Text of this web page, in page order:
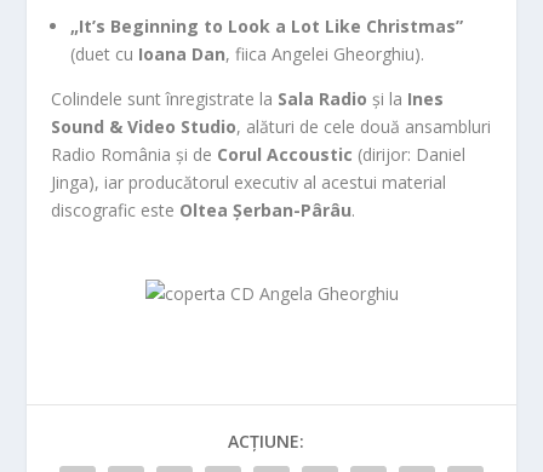
„It’s Beginning to Look a Lot Like Christmas”
(duet cu Ioana Dan, fiica Angelei Gheorghiu).
Colindele sunt înregistrate la Sala Radio și la Ines
Sound & Video Studio, alături de cele două ansambluri
Radio România și de Corul Accoustic (dirijor: Daniel
Jinga), iar producătorul executiv al acestui material
discografic este Oltea Șerban-Pârâu.
ACȚIUNE: